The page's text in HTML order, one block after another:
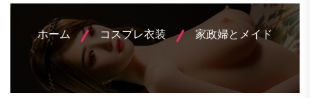
ホーム コスプレ衣装 家政婦とメイド